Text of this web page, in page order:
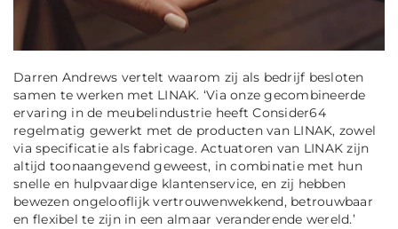
Darren Andrews vertelt waarom zij als bedrijf besloten
samen te werken met LINAK. ‘Via onze gecombineerde
ervaring in de meubelindustrie heeft Consider64
regelmatig gewerkt met de producten van LINAK, zowel
via specificatie als fabricage. Actuatoren van LINAK zijn
altijd toonaangevend geweest, in combinatie met hun
snelle en hulpvaardige klantenservice, en zij hebben
bewezen ongelooflijk vertrouwenwekkend, betrouwbaar
en flexibel te zijn in een almaar veranderende wereld.’